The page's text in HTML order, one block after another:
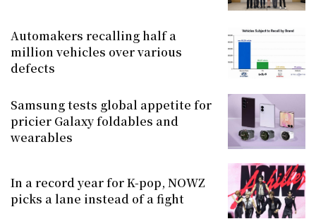
Automakers recalling half a
million vehicles over various
defects
Samsung tests global appetite for
pricier Galaxy foldables and
wearables
In a record year for K-pop, NOWZ
picks a lane instead of a fight